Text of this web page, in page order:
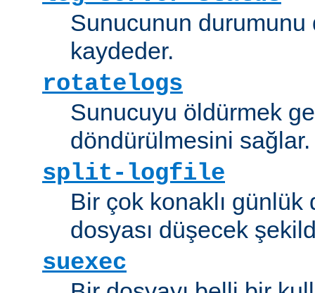
Sunucunun durumunu
kaydeder.
rotatelogs
Sunucuyu öldürmek
döndürülmesini sağlar.
split-logfile
Bir çok konaklı günlük
dosyası düşecek
suexec